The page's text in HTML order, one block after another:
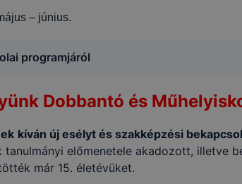
– június.
programjáról
Dobbantó és
kíván új esélyt és szakképzési
tanulmányi előmenetele akadozott, illetve
már 15. életévüket.